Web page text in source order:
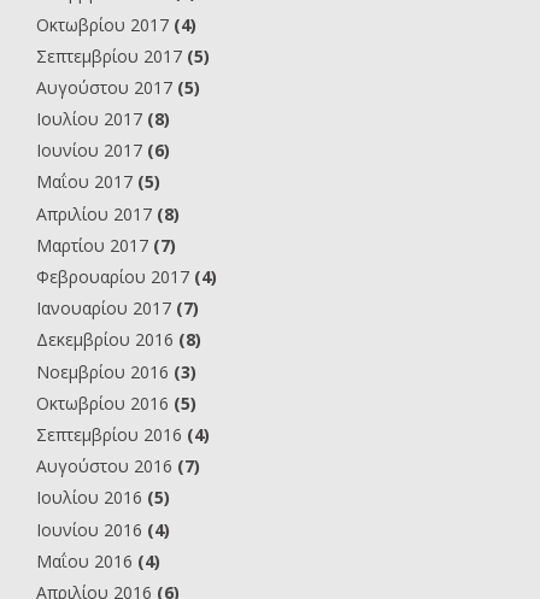
Οκτωβρίου 2017 (4)
Σεπτεμβρίου 2017 (5)
Αυγούστου 2017 (5)
Ιουλίου 2017 (8)
Ιουνίου 2017 (6)
Μαΐου 2017 (5)
Απριλίου 2017 (8)
Μαρτίου 2017 (7)
Φεβρουαρίου 2017 (4)
Ιανουαρίου 2017 (7)
Δεκεμβρίου 2016 (8)
Νοεμβρίου 2016 (3)
Οκτωβρίου 2016 (5)
Σεπτεμβρίου 2016 (4)
Αυγούστου 2016 (7)
Ιουλίου 2016 (5)
Ιουνίου 2016 (4)
Μαΐου 2016 (4)
Απριλίου 2016 (6)